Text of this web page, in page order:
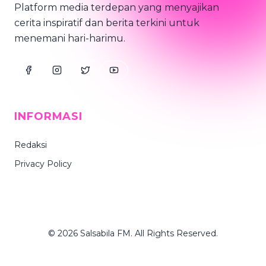
Platform media terdepan yang menyajikan
cerita inspiratif dan berita terkini untuk
menemani hari-harimu.
INFORMASI
Redaksi
Privacy Policy
© 2026 Salsabila FM. All Rights Reserved.